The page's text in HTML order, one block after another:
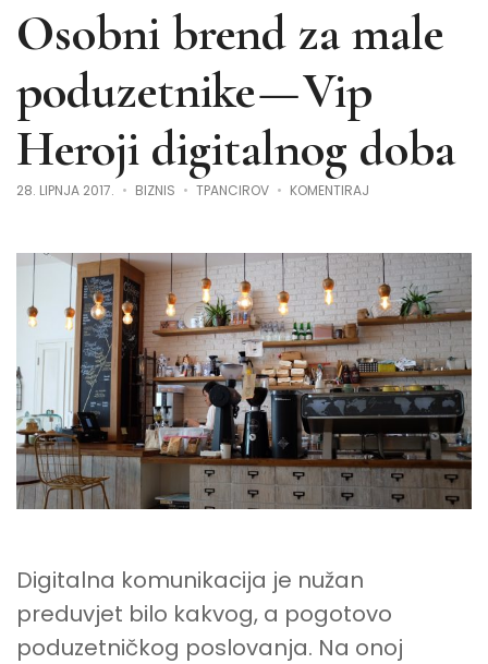
Osobni brend za male
poduzetnike — Vip
Heroji digitalnog doba
28. LIPNJA 2017. BIZNIS TPANCIROV KOMENTIRAJ
MALE
PODUZETNIKE
—
VIP
HEROJI
DIGITALNOG
DOBA
Digitalna komunikacija je nužan
preduvjet bilo kakvog, a pogotovo
poduzetničkog poslovanja. Na onoj